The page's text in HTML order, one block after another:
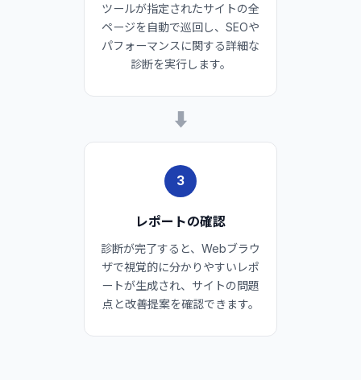
ツールが指定されたサイトの全
ページを自動で巡回し、SEOや
パフォーマンスに関する詳細な
診断を実行します。
➡
3
レポートの確認
診断が完了すると、Webブラウ
ザで視覚的に分かりやすいレポ
ートが生成され、サイトの問題
点と改善提案を確認できます。